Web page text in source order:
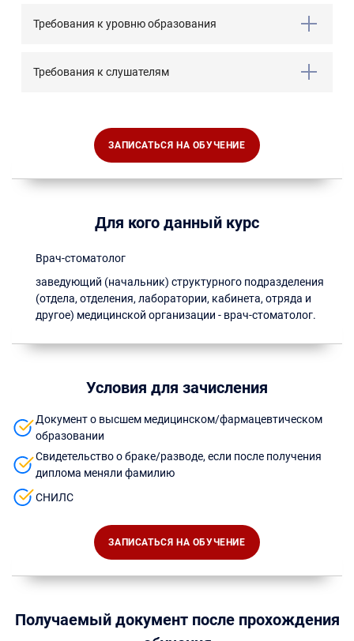
Требования к уровню образования
Требования к слушателям
ЗАПИСАТЬСЯ НА ОБУЧЕНИЕ
Для кого данный курс
Врач-стоматолог
заведующий (начальник) структурного подразделения
(отдела, отделения, лаборатории, кабинета, отряда и
другое) медицинской организации - врач-стоматолог.
Условия для зачисления
Документ о высшем медицинском/фармацевтическом
образовании
Свидетельство о браке/разводе, если после получения
диплома меняли фамилию
СНИЛС
ЗАПИСАТЬСЯ НА ОБУЧЕНИЕ
Получаемый документ после прохождения